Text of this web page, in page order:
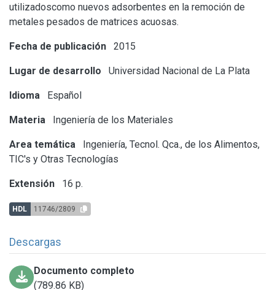
utilizadoscomo nuevos adsorbentes en la remoción de
metales pesados de matrices acuosas.
Fecha de publicación 2015
Lugar de desarrollo Universidad Nacional de La Plata
Idioma Español
Materia Ingeniería de los Materiales
Area temática
Ingeniería, Tecnol. Qca., de los Alimentos,
TIC's y Otras Tecnologías
Extensión 16 p.
HDL 11746/2809
Descargas
Documento completo
(789.86 KB)